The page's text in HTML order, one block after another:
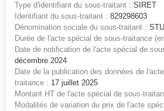
Type d'identifiant du sous-traitant : SIRET
Identifiant du sous-traitant : 829298603
Dénomination sociale du sous-traitant :
Durée de l'acte spécial de sous-traitance
Date de notification de l'acte spécial de
décembre 2024
Date de la publication des données de
traitance : 17 juillet 2025
Montant HT de l'acte spécial de sous-
Modalités de variation du prix de l'acte